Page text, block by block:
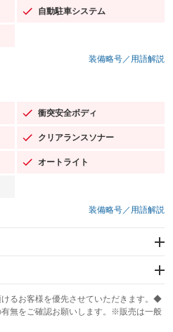
自動駐車システム
：装備あり
装備略号／用語解説
衝突安全ボディ
：装備あり
クリアランスソナー
：装備あり
オートライト
：装備あり
装備略号／用語解説
ド
ABS
けるお客様を優先させていただきます。◆
無をご確認お願いします。※販売は一般